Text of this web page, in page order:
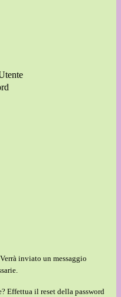
Verrà inviato un messaggio
Effettua il reset della password